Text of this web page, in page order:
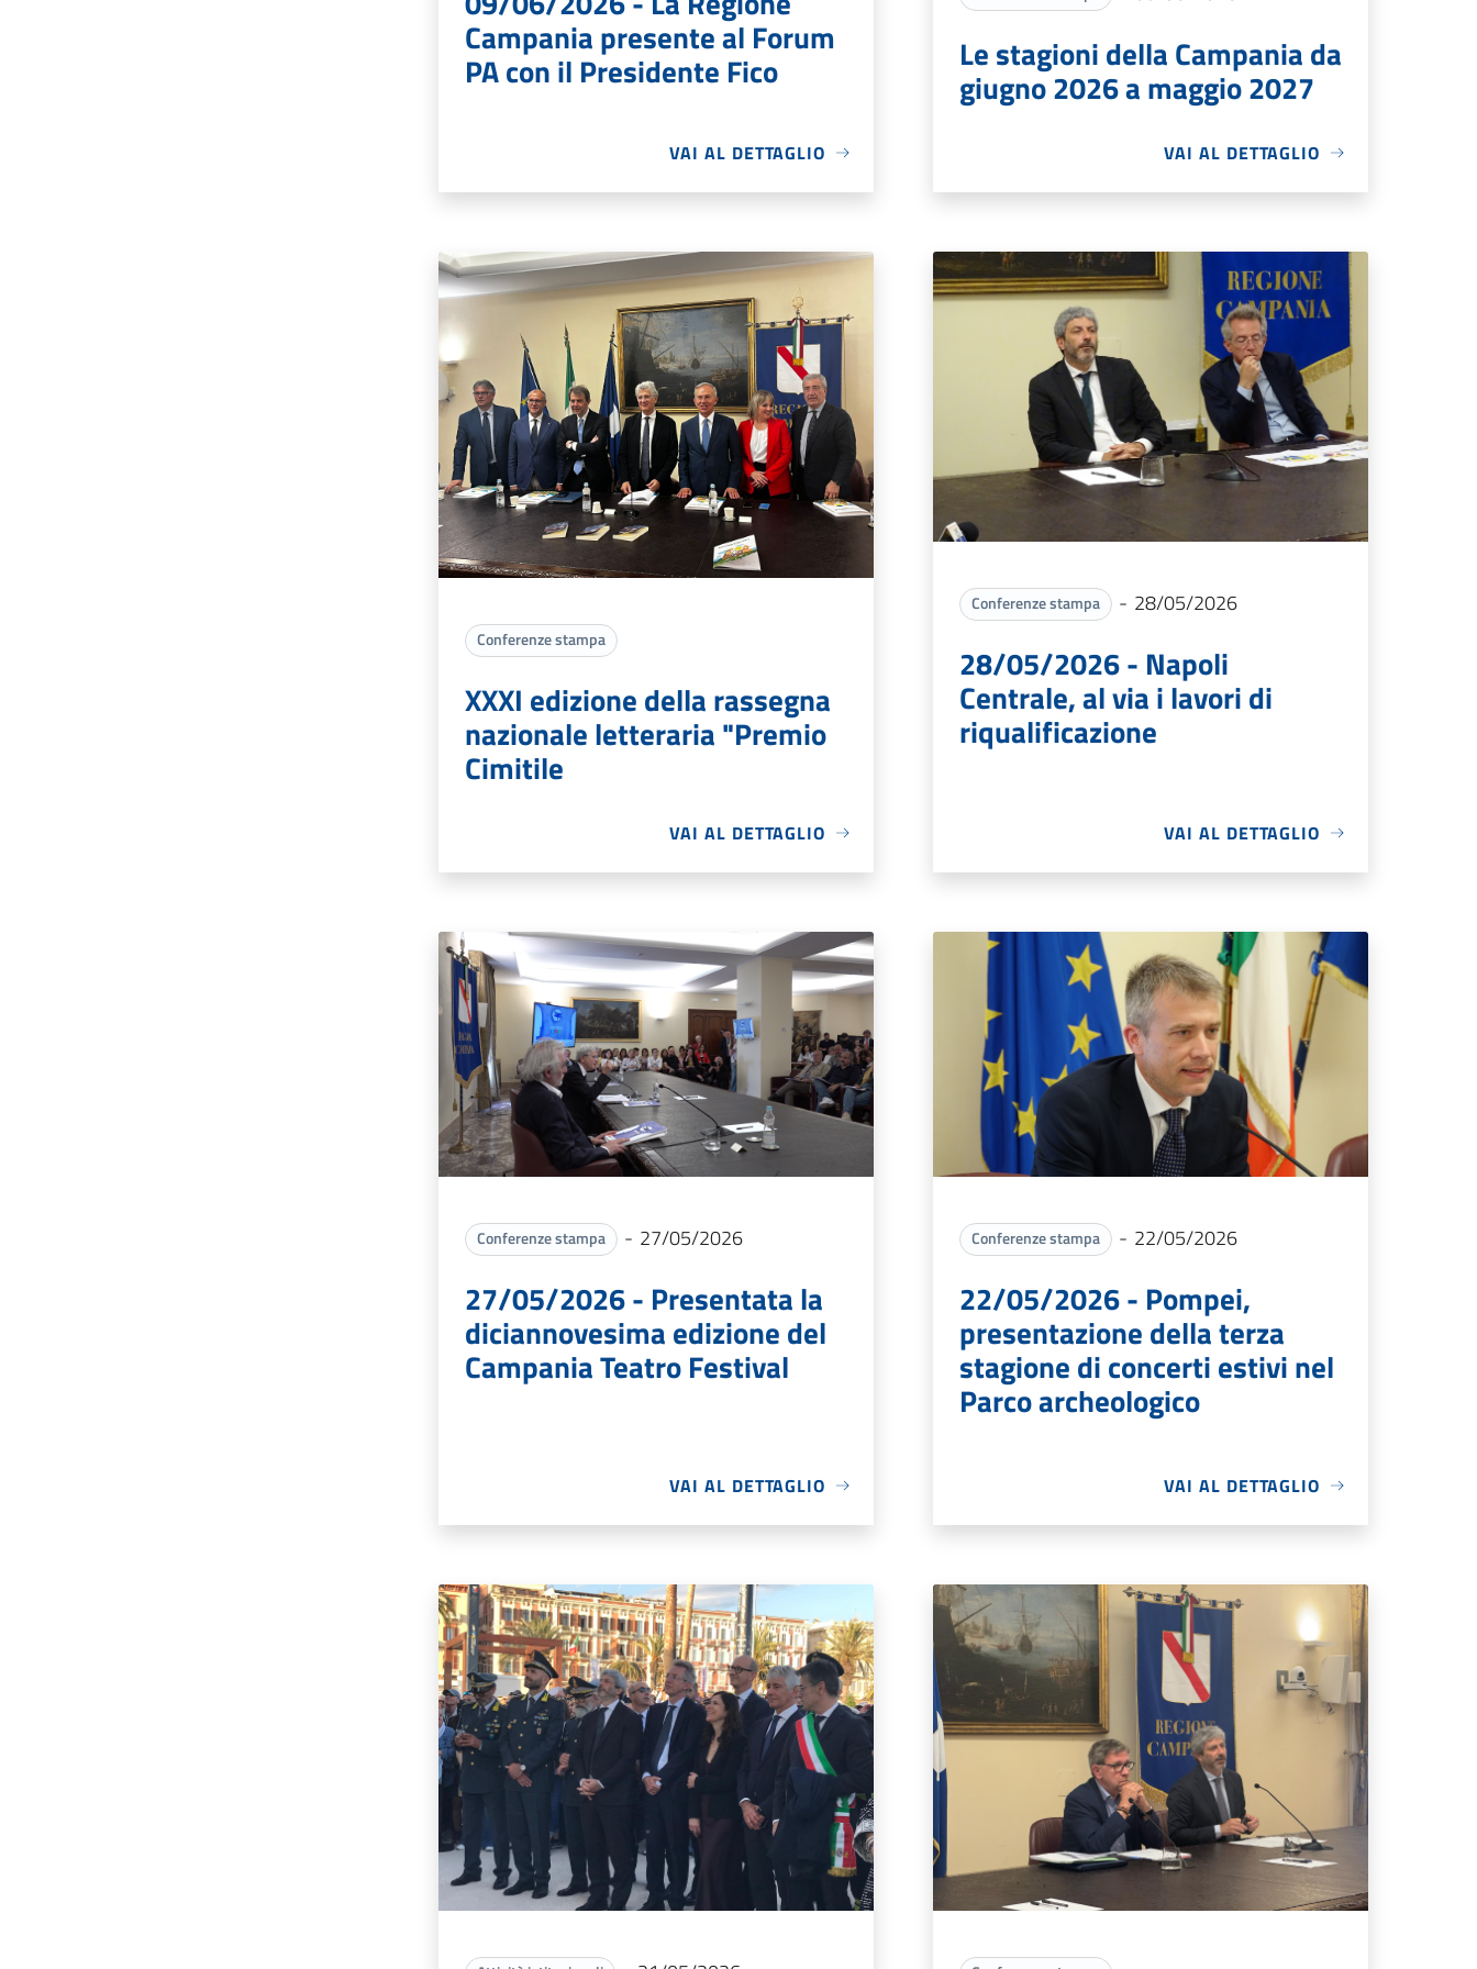
Campania presente al Forum
PA con il Presidente Fico
VAI AL DETTAGLIO
Le stagioni della Campania da
giugno 2026 a maggio 2027
VAI AL DETTAGLIO
Conferenze stampa
XXXI edizione della rassegna
nazionale letteraria "Premio
Cimitile
VAI AL DETTAGLIO
Conferenze stampa - 28/05/2026
28/05/2026 - Napoli
Centrale, al via i lavori di
riqualificazione
VAI AL DETTAGLIO
Conferenze stampa - 27/05/2026
27/05/2026 - Presentata la
diciannovesima edizione del
Campania Teatro Festival
VAI AL DETTAGLIO
Conferenze stampa - 22/05/2026
22/05/2026 - Pompei,
presentazione della terza
stagione di concerti estivi nel
Parco archeologico
VAI AL DETTAGLIO